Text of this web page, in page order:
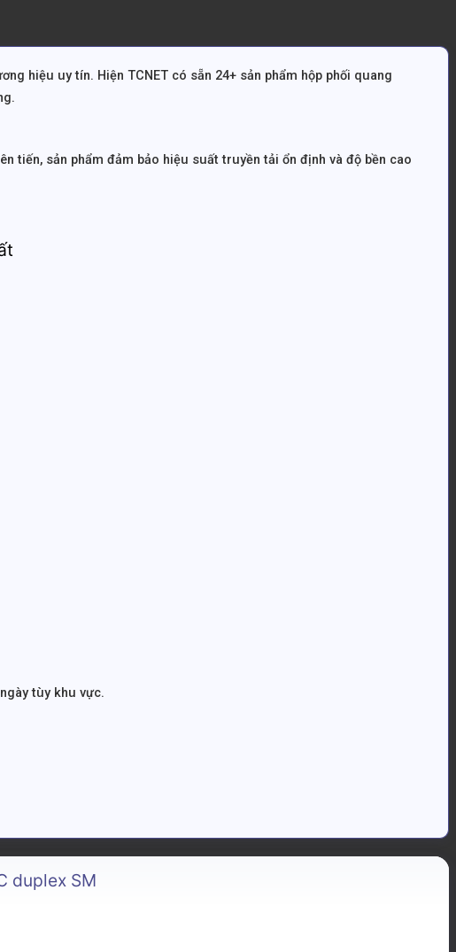
hiệu uy tín. Hiện TCNET có sẵn 24+ sản phẩm hộp phối quang
tiến, sản phẩm đảm bảo hiệu suất truyền tải ổn định và độ bền cao
tùy khu vực.